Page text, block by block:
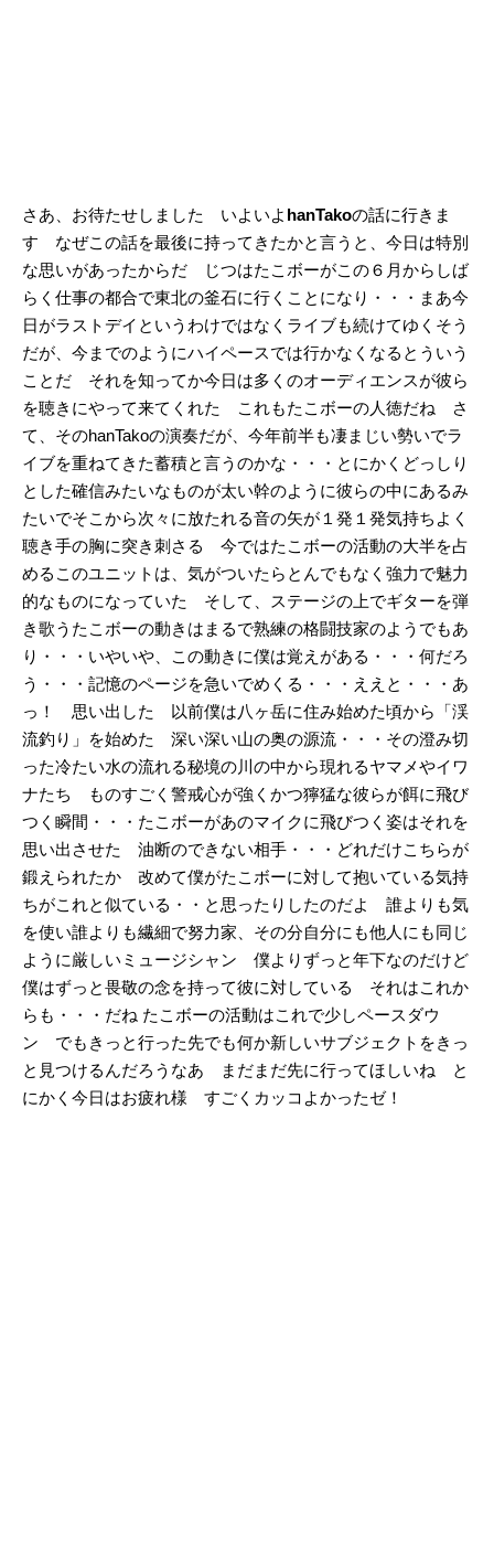
さあ、お待たせしました いよいよ hanTakoの話に行きま
す なぜこの話を最後に持ってきたかと言うと、今日は特別
な思いがあったからだ じつはたこボーがこの６月からしば
らく仕事の都合で東北の釜石に行くことになり・・・まあ今
日がラストデイというわけではなくライブも続けてゆくそう
だが、今までのようにハイペースでは行かなくなるとういう
ことだ それを知ってか今日は多くのオーディエンスが彼ら
を聴きにやって来てくれた これもたこボーの人徳だね さ
て、そのhanTakoの演奏だが、今年前半も凄まじい勢いでラ
イブを重ねてきた蓄積と言うのかな・・・とにかくどっしり
とした確信みたいなものが太い幹のように彼らの中にあるみ
たいでそこから次々に放たれる音の矢が１発１発気持ちよく
聴き手の胸に突き刺さる 今ではたこボーの活動の大半を占
めるこのユニットは、気がついたらとんでもなく強力で魅力
的なものになっていた そして、ステージの上でギターを弾
き歌うたこボーの動きはまるで熟練の格闘技家のようでもあ
り・・・いやいや、この動きに僕は覚えがある・・・何だろ
う・・・記憶のページを急いでめくる・・・ええと・・・あ
っ！ 思い出した 以前僕は八ヶ岳に住み始めた頃から「渓
流釣り」を始めた 深い深い山の奥の源流・・・その澄み切
った冷たい水の流れる秘境の川の中から現れるヤマメやイワ
ナたち ものすごく警戒心が強くかつ獰猛な彼らが餌に飛び
つく瞬間・・・たこボーがあのマイクに飛びつく姿はそれを
思い出させた 油断のできない相手・・・どれだけこちらが
鍛えられたか 改めて僕がたこボーに対して抱いている気持
ちがこれと似ている・・と思ったりしたのだよ 誰よりも気
を使い誰よりも繊細で努力家、その分自分にも他人にも同じ
ように厳しいミュージシャン 僕よりずっと年下なのだけど
僕はずっと畏敬の念を持って彼に対している それはこれか
らも・・・だね たこボーの活動はこれで少しペースダウ
ン でもきっと行った先でも何か新しいサブジェクトをきっ
と見つけるんだろうなあ まだまだ先に行ってほしいね と
にかく今日はお疲れ様 すごくカッコよかったゼ！